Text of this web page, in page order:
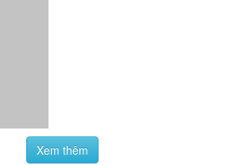
Xem thêm